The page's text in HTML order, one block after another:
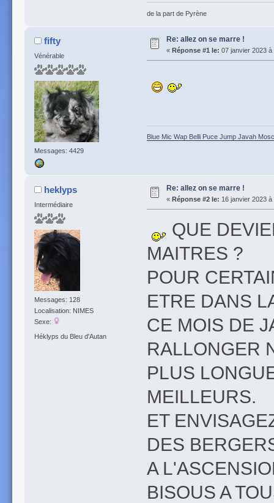
de la part de Pyrène
fifty
Vénérable
Messages: 4429
Re: allez on se marre !
« Réponse #1 le: 07 janvier 2023 à
Blue Mic Wap Belli Puce Jump Javah
heklyps
Intermédiaire
Messages: 128
Localisation: NIMES
Sexe:
Héklyps du Bleu d'Autan
Re: allez on se marre !
« Réponse #2 le: 16 janvier 2023 à
QUE
MAITRES ?
POUR
ETRE DANS
CE MOIS DE
RALLONGER
PLUS
MEILLEURS.
ET
DES
A
BISOUS A